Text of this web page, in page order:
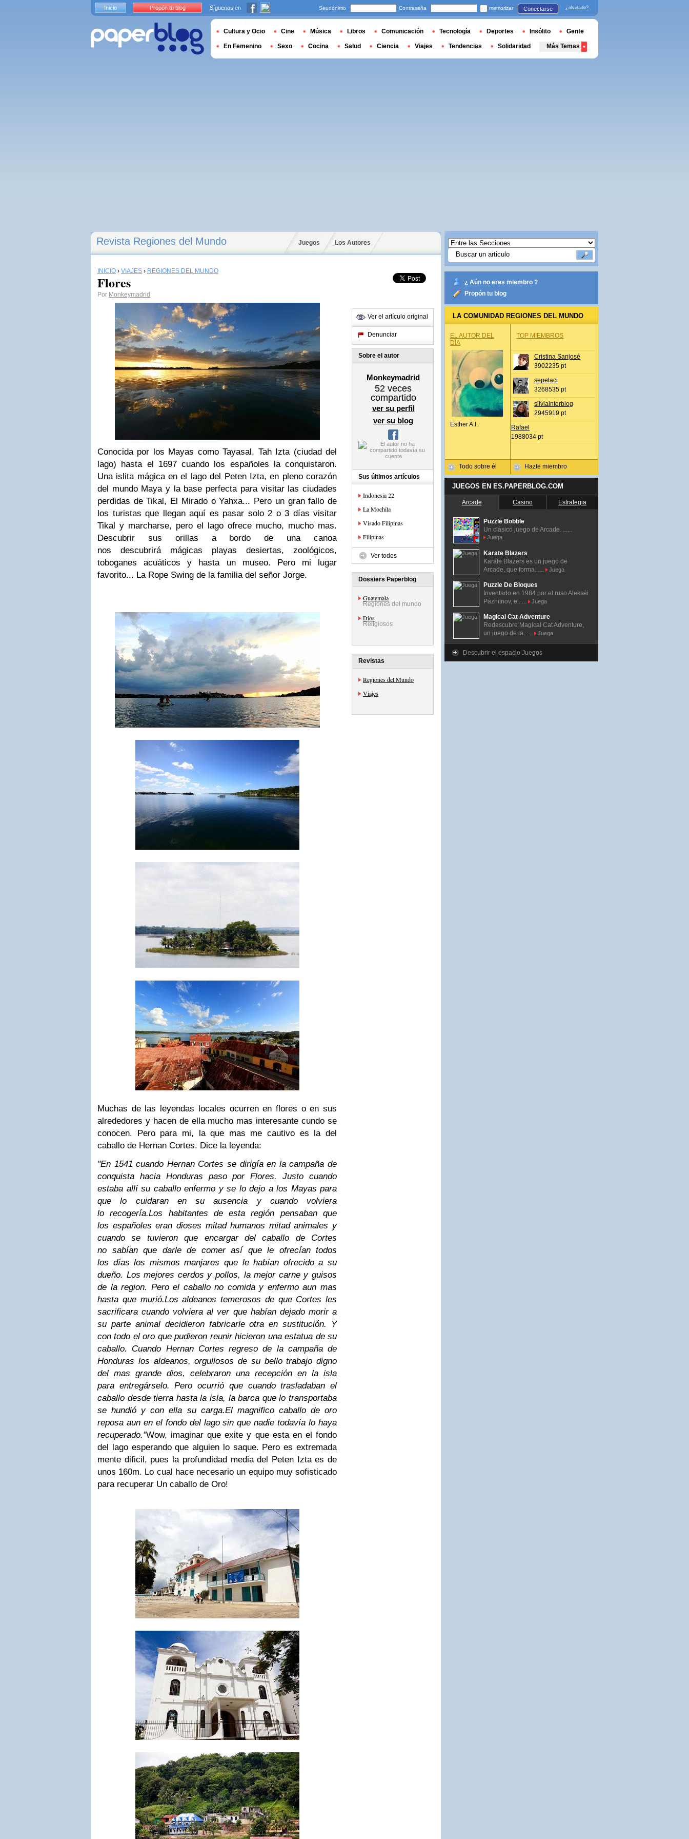
Revista Regiones del Mundo Juegos Los Autores
INICIO › VIAJES › REGIONES DEL MUNDO
Flores
Por Monkeymadrid
Conocida por los Mayas como Tayasal, Tah Izta (ciudad del
lago) hasta el 1697 cuando los españoles la conquistaron.
Una islita mágica en el lago del Peten Izta, en pleno corazón
del mundo Maya y la base perfecta para visitar las ciudades
perdidas de Tikal, El Mirado o Yahxa... Pero un gran fallo de
los turistas que llegan aquí es pasar solo 2 o 3 días visitar
Tikal y marcharse, pero el lago ofrece mucho, mucho mas.
Descubrir sus orillas a bordo de una canoa
nos descubrirá mágicas playas desiertas, zoológicos,
toboganes acuáticos y hasta un museo. Pero mi lugar
favorito... La Rope Swing de la familia del señor Jorge.
Muchas de las leyendas locales ocurren en flores o en sus
alrededores y hacen de ella mucho mas interesante cundo se
conocen. Pero para mi, la que mas me cautivo es la del
caballo de Hernan Cortes. Dice la leyenda:
"En 1541 cuando Hernan Cortes se dirigía en la campaña de
conquista hacia Honduras paso por Flores. Justo cuando
estaba allí su caballo enfermo y se lo dejo a los Mayas para
que lo cuidaran en su ausencia y cuando volviera
lo recogería.Los habitantes de esta región pensaban que
los españoles eran dioses mitad humanos mitad animales y
cuando se tuvieron que encargar del caballo de Cortes
no sabían que darle de comer así que le ofrecían todos
los días los mismos manjares que le habían ofrecido a su
dueño. Los mejores cerdos y pollos, la mejor carne y guisos
de la region. Pero el caballo no comida y enfermo aun mas
hasta que murió.Los aldeanos temerosos de que Cortes les
sacrificara cuando volviera al ver que habían dejado morir a
su parte animal decidieron fabricarle otra en sustitución. Y
con todo el oro que pudieron reunir hicieron una estatua de su
caballo. Cuando Hernan Cortes regreso de la campaña de
Honduras los aldeanos, orgullosos de su bello trabajo digno
del mas grande dios, celebraron una recepción en la isla
para entregárselo. Pero ocurrió que cuando trasladaban el
caballo desde tierra hasta la isla, la barca que lo transportaba
se hundió y con ella su carga.El magnifico caballo de oro
reposa aun en el fondo del lago sin que nadie todavía lo haya
recuperado."Wow, imaginar que exite y que esta en el fondo
del lago esperando que alguien lo saque. Pero es extremada
mente dificil, pues la profundidad media del Peten Izta es de
unos 160m. Lo cual hace necesario un equipo muy sofisticado
para recuperar Un caballo de Oro!
Ver el artículo original
Denunciar
Sobre el autor
Monkeymadrid
52 veces
compartido
ver su perfil
ver su blog
Sus últimos artículos
Indonesia 22
La Mochila
Visado Filipinas
Filipinas
Ver todos
Dossiers Paperblog
Guatemala
Regiones del mundo
Dios
Religiosos
Revistas
Regiones del Mundo
Viajes
¿ Aún no eres miembro ?
Propón tu blog
LA COMUNIDAD REGIONES DEL MUNDO
EL AUTOR DEL
DÍA
Esther A.l.
Todo sobre él
TOP MIEMBROS
Cristina Sanjosé
3902235 pt
sepelaci
3268535 pt
silviainterblog
2945919 pt
Rafael
1988034 pt
Hazte miembro
JUEGOS EN ES.PAPERBLOG.COM
Arcade Casino Estrategia
Puzzle Bobble
Un clásico juego de Arcade. ......
Juega
Karate Blazers
Karate Blazers es un juego de
Arcade, que forma......
Juega
Puzzle De Bloques
Inventado en 1984 por el ruso Alekséi
Pázhitnov, e......
Juega
Magical Cat Adventure
Redescubre Magical Cat Adventure,
un juego de la......
Juega
Descubrir el espacio Juegos
Inicio Propón tu blog Síguenos en Seudónimo Contraseña memorizar Conectarse ¿olvidado?
Cultura y Ocio Cine Música Libros Comunicación Tecnología Deportes Insólito Gente
En Femenino Sexo Cocina Salud Ciencia Viajes Tendencias Solidaridad Más Temas